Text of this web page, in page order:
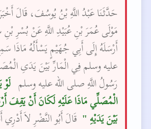
حَدَّثَنَا عَبْدُ اللَّهِ بْنُ يُوسُفَ، قَالَ
مَوْلَى عُمَرَ بْنِ عُبَيْدِ اللَّهِ عَنْ بُسْرِ
أَرْسَلَهُ إِلَى أَبِي جُهَيْمٍ يَسْأَلُهُ مَاذَا
عليه وسلم فِي الْمَارِّ بَيْنَ يَدَىِ
رَسُولُ اللَّهِ صلى الله عليه وسلم ‏
الْمُصَلِّي مَاذَا عَلَيْهِ لَكَانَ أَنْ يَقِفَ
بَيْنَ يَدَيْهِ ‏"
قَالَ أَبُو النَّضْرِ لاَ أَدْرِي